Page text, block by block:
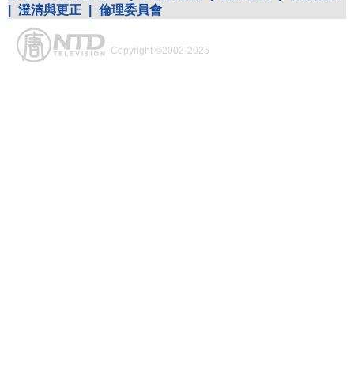
澄清與更正 倫理委員會
Copyright ©2002-2025